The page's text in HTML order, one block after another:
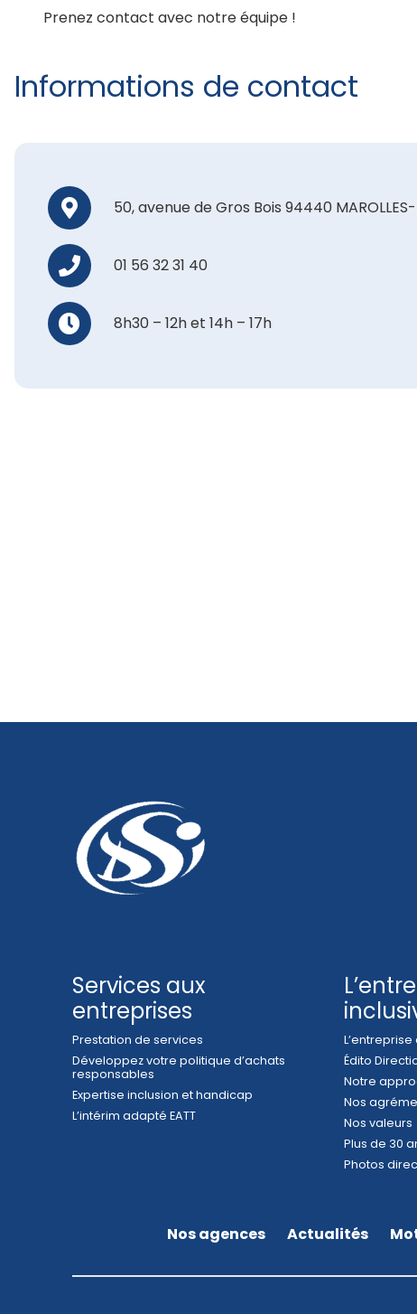
Prenez contact avec notre équipe !
Informations de contact
50, avenue de Gros Bois94440
01 56 32 31 40
8h30 – 12h et 14h – 17h
Services aux
entreprises
Prestation de services
Développez votre politique d’achats
responsables
Expertise inclusion et handicap
L’intérim adapté EATT
Édito
Notre
Nos
Nos valeurs
Plus de 30
Photos
Nos agences Actualités